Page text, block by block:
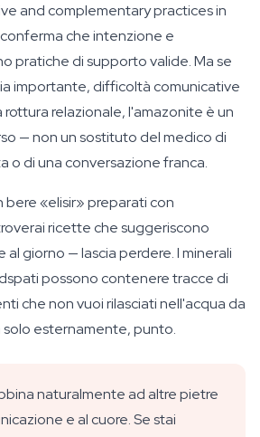
and complementary practices in
che intenzione e
pratiche di supporto valide. Ma se
importante, difficoltà comunicative
rottura relazionale, l'amazonite è un
— non un sostituto del medico di
o di una conversazione franca.
bere «elisir» preparati con
ricette che suggeriscono
giorno — lascia perdere. I minerali
possono contenere tracce di
che non vuoi rilasciati nell'acqua da
solo esternamente, punto.
naturalmente ad altre pietre
e al cuore. Se stai